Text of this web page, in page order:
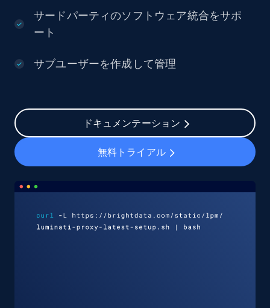
サードパーティのソフトウェア統合をサポ
ート
サブユーザーを作成して管理
ドキュメンテーション
無料トライアル